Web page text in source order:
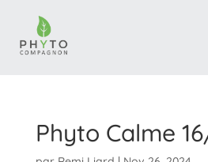
Phyto Calme
Profitez de -10% sur votre